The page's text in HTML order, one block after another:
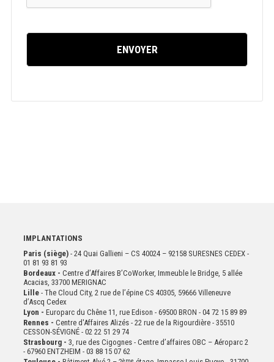
IMPLANTATIONS
Paris (siège) - 24 Quai Gallieni – CS 40024 – 92158 SURESNES CEDEX -
01 81 93 81 93
Bordeaux - Centre d’Affaires B’CoWorker, Immeuble le Bridge, 5 allée
Acacias, 33700 MERIGNAC
Lille- The Cloud City, 2 rue de l’épine CS 40305, 59666 Villeneuve
d’Ascq Cedex
Lyon - Europarc du Chêne 11, rue Edison - 69500 BRON - 04 72 15 89 89
Rennes - Centre d'Affaires Alizés - 22 rue de la Rigourdière - 35510
CESSON-SÉVIGNÉ - 02 22 51 29 74
Strasbourg - 3, rue des Cigognes - Centre d’affaires OBC – Aéroparc 2
- 67960 ENTZHEIM - 03 88 15 07 62